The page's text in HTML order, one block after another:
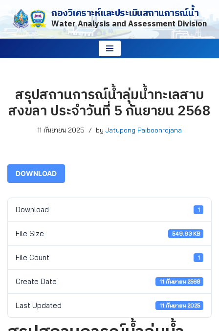
Skip
to
กองวิเคราะห์และประเมินสถานการณ์น้ำ
Water Analysis and Assessment Division
สรุปสถานการณ์น้ำลุ่มน้ำทะเลสาบ
สงขลา ประจำวันที่ 5 กันยายน 2568
11 กันยายน 2025 by Jatupong Paiboonrojana
DOWNLOAD
Download 1
File Size 549.93 KB
File Count 1
Create Date 11 กันยายน 2568
Last Updated 11 กันยายน 2025